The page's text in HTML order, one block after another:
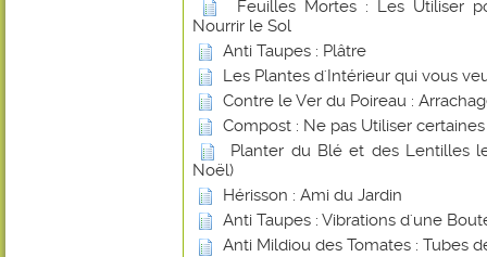
Feuilles Mortes : Les Utiliser
Nourrir le Sol
Anti Taupes : Plâtre
Les Plantes d'Intérieur qui vous
Contre le Ver du Poireau :
Compost : Ne pas Utiliser
Planter du Blé et des Lentilles
Noël)
Hérisson : Ami du Jardin
Anti Taupes : Vibrations d'une
Anti Mildiou des Tomates : Tubes